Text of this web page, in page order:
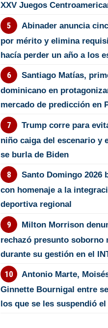
XXV Juegos
Abinader anuncia
por mérito y elimina
hacía perder un año a los
Santiago Matías,
dominicano en
mercado de predicción en
Trump corre para
niño caiga del escenario y
se burla de Biden
Santo Domingo 2026
con homenaje a la
deportiva regional
Milton Morrison
rechazó presunto soborno
durante su gestión en el
Antonio Marte,
Ginnette Bournigal entre
los que se les suspendió el